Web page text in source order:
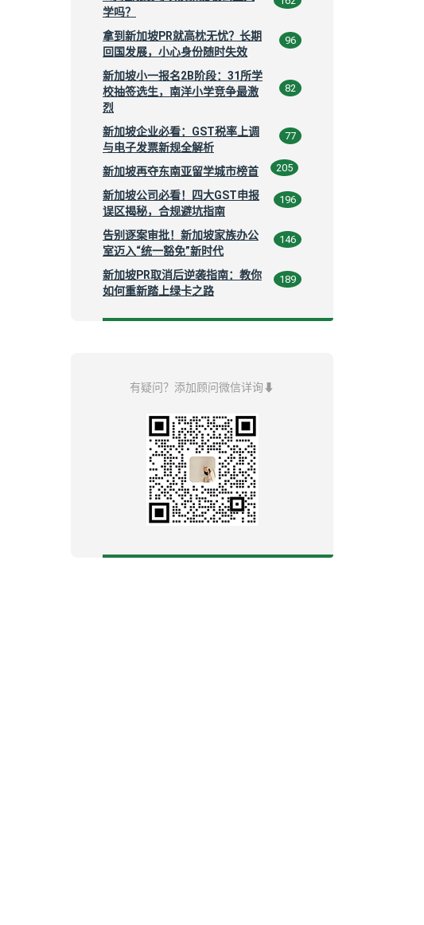
学吗？
拿到新加坡PR就高枕无忧？长期
回国发展，小心身份随时失效
96
新加坡小一报名2B阶段：31所学
校抽签选生，南洋小学竞争最激
烈
82
新加坡企业必看：GST税率上调
与电子发票新规全解析
77
新加坡再夺东南亚留学城市榜首 205
新加坡公司必看！四大GST申报
误区揭秘，合规避坑指南
196
告别逐案审批！新加坡家族办公
室迈入“统一豁免”新时代
146
新加坡PR取消后逆袭指南：教你
如何重新踏上绿卡之路
189
有疑问？添加顾问微信详询⬇